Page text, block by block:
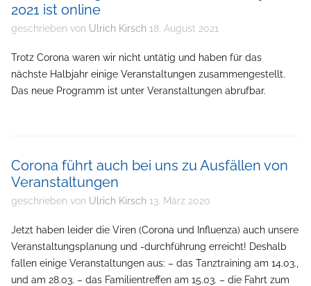
2021 ist online
geschrieben von Ulrich Kirsch 18. August 2021
Trotz Corona waren wir nicht untätig und haben für das
nächste Halbjahr einige Veranstaltungen zusammengestellt.
Das neue Programm ist unter Veranstaltungen abrufbar.
Corona führt auch bei uns zu Ausfällen von
Veranstaltungen
geschrieben von Ulrich Kirsch 13. März 2020
Jetzt haben leider die Viren (Corona und Influenza) auch unsere
Veranstaltungsplanung und -durchführung erreicht! Deshalb
fallen einige Veranstaltungen aus: – das Tanztraining am 14.03.,
und am 28.03. – das Familientreffen am 15.03. – die Fahrt zum